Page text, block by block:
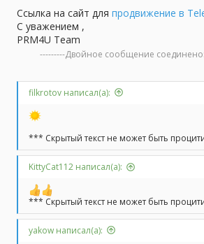
Ссылка на сайт для продвижение в
С уважением ,
PRM4U Team
---------Двойное сообщение соединено:
filkrotov написал(а):
*** Скрытый текст не может быть
KittyCat112 написал(а):
*** Скрытый текст не может быть
yakow написал(а):